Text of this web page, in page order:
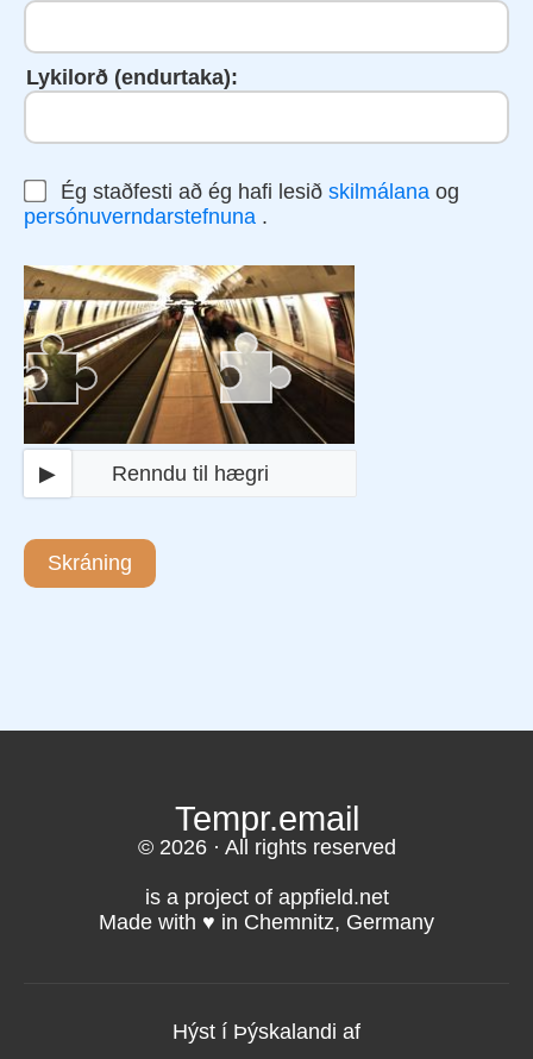
Lykilorð (endurtaka):
Ég staðfesti að ég hafi lesið skilmálana og
persónuverndarstefnuna .
▶ Renndu til hægri
Skráning
Tempr.email
© 2026 · All rights reserved
is a project of appfield.net
Made with ♥️ in Chemnitz, Germany
Hýst í Þýskalandi af